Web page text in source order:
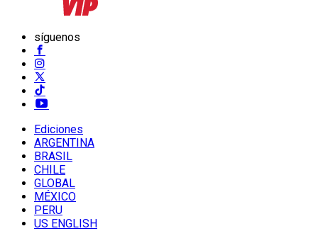
síguenos
Ediciones
ARGENTINA
BRASIL
CHILE
GLOBAL
MÉXICO
PERU
US ENGLISH